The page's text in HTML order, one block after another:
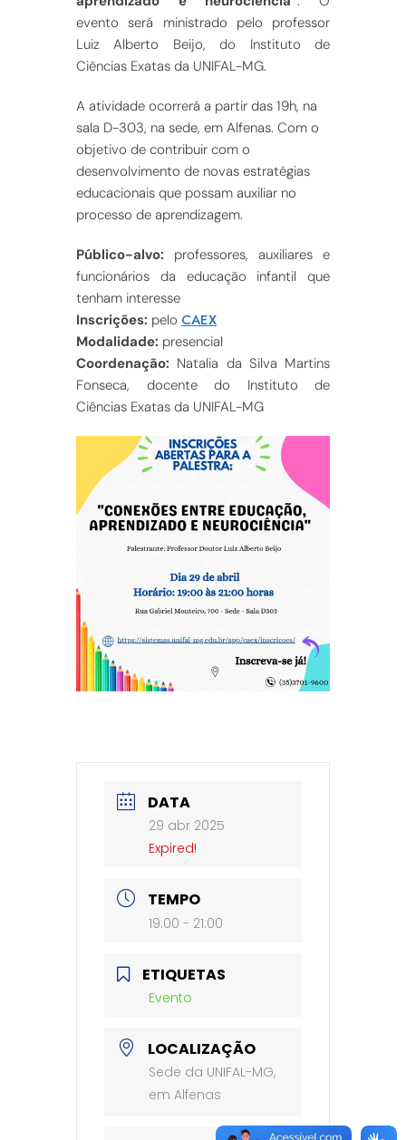
evento será ministrado pelo professor
Luiz Alberto Beijo, do Instituto de
Ciências Exatas da UNIFAL-MG.
A atividade ocorrerá a partir das 19h, na
sala D-303, na sede, em Alfenas. Com o
objetivo de contribuir com o
desenvolvimento de novas estratégias
educacionais que possam auxiliar no
processo de aprendizagem.
Público-alvo: professores, auxiliares e
funcionários da educação infantil que
tenham interesse
Inscrições: pelo CAEX
Modalidade: presencial
Coordenação: Natalia da Silva Martins
Fonseca, docente do Instituto de
Ciências Exatas da UNIFAL-MG
DATA
29 abr 2025
Expired!
TEMPO
19:00 - 21:00
ETIQUETAS
Evento
LOCALIZAÇÃO
Sede da UNIFAL-MG,
em Alfenas